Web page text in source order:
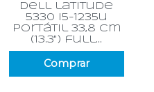
dell latitude
5330 i5-1235u
portátil 33,8 cm
(13.3") full...
Comprar